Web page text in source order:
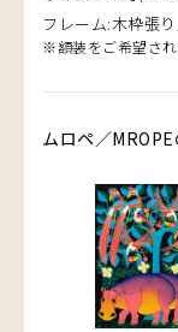
フレーム:木枠張
※額装をご希望され
ムロペ／MROPE